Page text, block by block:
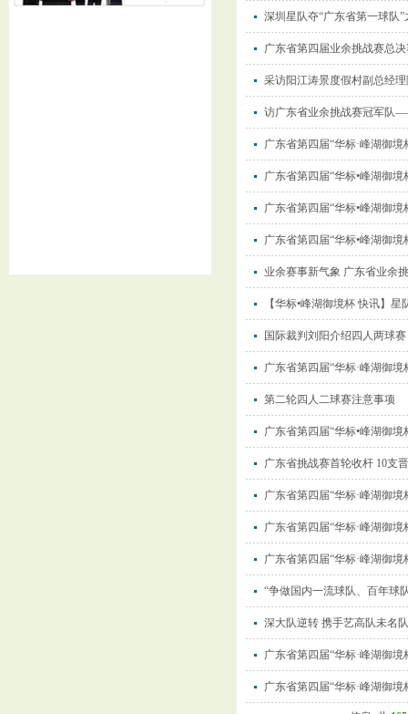
深圳星队夺“广东省第一球队”
广东省第四届业余挑战赛总
采访阳江涛景度假村副总经
访广东省业余挑战赛冠军队
广东省第四届“华标·峰湖御
广东省第四届“华标•峰湖御
广东省第四届“华标•峰湖御
广东省第四届“华标•峰湖御
业余赛事新气象 广东省业余
【华标•峰湖御境杯 快讯】
国际裁判刘阳介绍四人两球
广东省第四届“华标·峰湖御
第二轮四人二球赛注意事项
广东省第四届“华标•峰湖御
广东省挑战赛首轮收杆 10支
广东省第四届“华标·峰湖御
广东省第四届“华标·峰湖御
广东省第四届“华标·峰湖御
“争做国内一流球队、百年
深大队逆转 携手艺高队未名
广东省第四届“华标·峰湖御
广东省第四届“华标·峰湖御